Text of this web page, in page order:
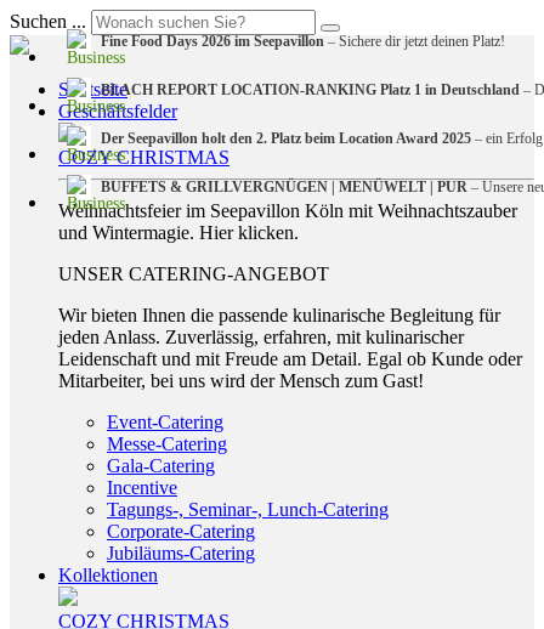
Fine Food Days 2026 im Seepavillon – Sichere dir jetzt deinen Platz!
BLACH REPORT LOCATION-RANKING Platz 1 in Deutschland –
Der Seepavillon holt den 2. Platz beim Location Award 2025 – ein Erfolg
BUFFETS & GRILLVERGNÜGEN | MENÜWELT | PUR – Unsere
Suchen ...
Startseite
Geschäftsfelder
COZY CHRISTMAS
Weihnachtsfeier im Seepavillon Köln mit Weihnachtszauber
und Wintermagie. Hier klicken.
UNSER CATERING-ANGEBOT
Wir bieten Ihnen die passende kulinarische Begleitung für
jeden Anlass. Zuverlässig, erfahren, mit kulinarischer
Leidenschaft und mit Freude am Detail. Egal ob Kunde oder
Mitarbeiter, bei uns wird der Mensch zum Gast!
Event-Catering
Messe-Catering
Gala-Catering
Incentive
Tagungs-, Seminar-, Lunch-Catering
Corporate-Catering
Jubiläums-Catering
Kollektionen
COZY CHRISTMAS